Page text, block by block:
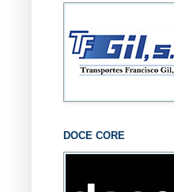
DOCE CORE